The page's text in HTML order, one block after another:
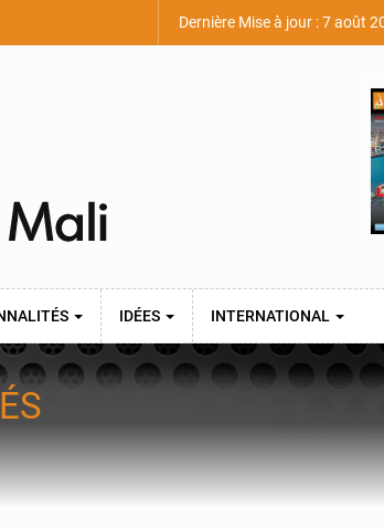
Dernière Mise à jour : 7 août
IDÉES INTERNATIONAL